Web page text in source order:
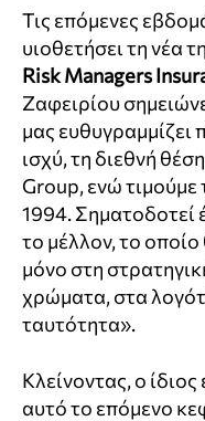
Τις επόμενες
υιοθετήσει τη νέα
Risk Managers
Ζαφειρίου
μας ευθυγραμμίζει
ισχύ, τη διεθνή
Group, ενώ τιμούμε
1994. Σηματοδοτεί
το μέλλον, το οποίο
μόνο στη
χρώματα, στα
ταυτότητα».
Κλείνοντας, ο
αυτό το επόμενο